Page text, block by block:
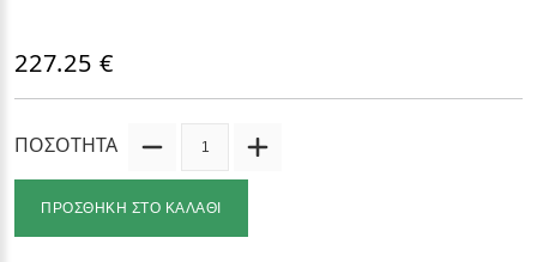
227.25 €
ΠΟΣΟΤΗΤΑ
ΠΡΟΣΘΗΚΗ ΣΤΟ ΚΑΛΑΘΙ